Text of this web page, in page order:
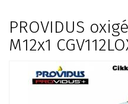
PROVIDUS
M12x1